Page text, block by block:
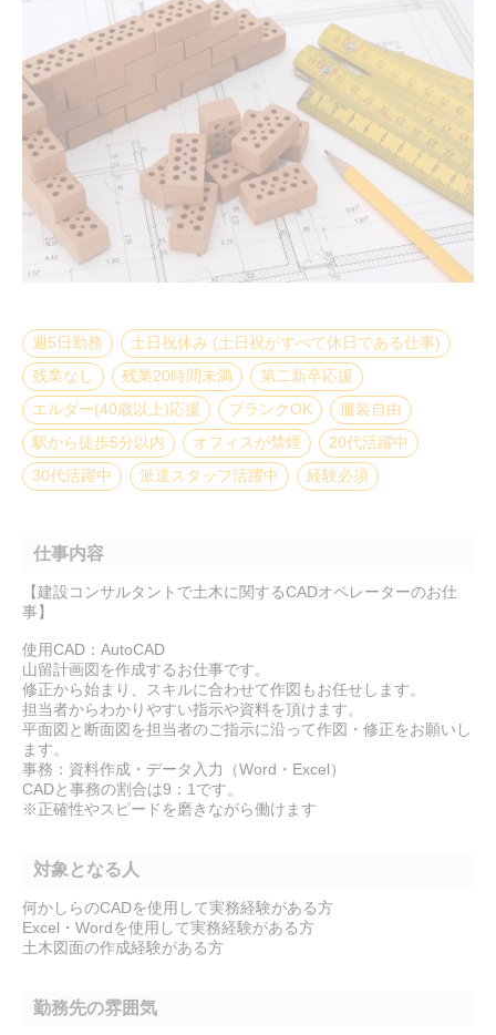
週5日勤務
土日祝休み (土日祝がすべて休日である仕事)
残業なし
残業20時間未満
第二新卒応援
エルダー(40歳以上)応援
ブランクOK
服装自由
駅から徒歩5分以内
オフィスが禁煙
20代活躍中
30代活躍中
派遣スタッフ活躍中 経験必須
仕事内容
【建設コンサルタントで土木に関するCADオペレーターのお仕
事】
使用CAD：AutoCAD
山留計画図を作成するお仕事です。
修正から始まり、スキルに合わせて作図もお任せします。
担当者からわかりやすい指示や資料を頂けます。
平面図と断面図を担当者のご指示に沿って作図・修正をお願いし
ます。
事務：資料作成・データ入力（Word・Excel）
CADと事務の割合は9：1です。
※正確性やスピードを磨きながら働けます
対象となる人
何かしらのCADを使用して実務経験がある方
Excel・Wordを使用して実務経験がある方
土木図面の作成経験がある方
勤務先の雰囲気